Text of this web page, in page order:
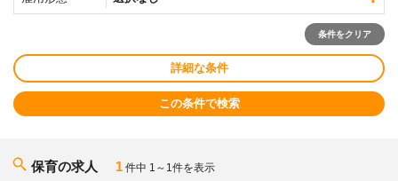
条件をクリア
詳細な条件
この条件で検索
保育の求人 1 件中 1～1件を表示